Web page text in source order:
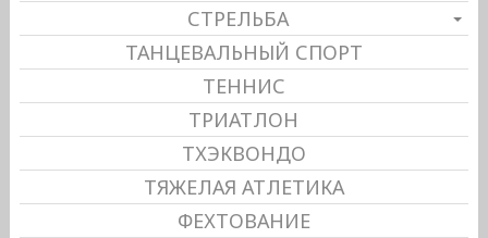
СТРЕЛЬБА
ТАНЦЕВАЛЬНЫЙ СПОРТ
ТЕННИС
ТРИАТЛОН
ТХЭКВОНДО
ТЯЖЕЛАЯ АТЛЕТИКА
ФЕХТОВАНИЕ